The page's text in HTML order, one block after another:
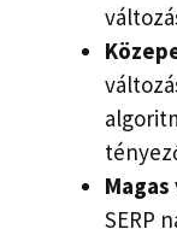
SERP